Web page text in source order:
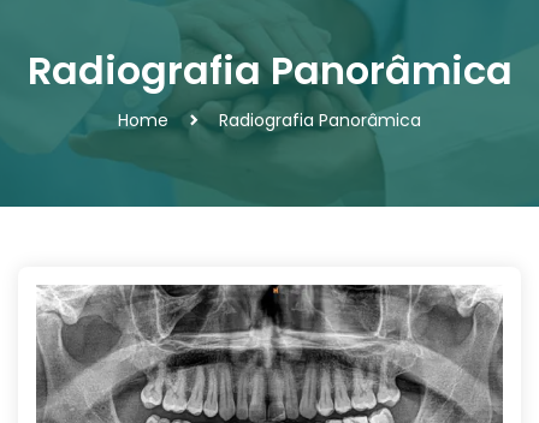
Radiografia Panorâmica
Home Radiografia Panorâmica